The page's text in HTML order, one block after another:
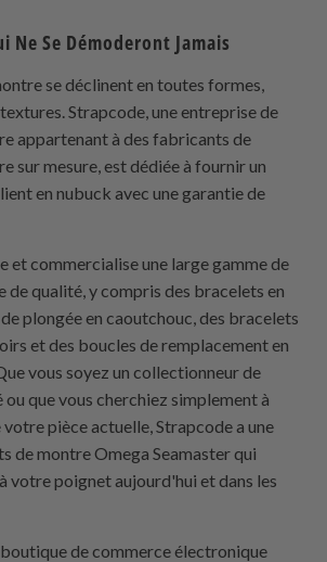
Ne Se Démoderont Jamais
se déclinent en toutes formes,
Strapcode, une entreprise de
appartenant à des fabricants de
sur mesure, est dédiée à fournir un
en nubuck avec une garantie de
et commercialise une large gamme de
de qualité, y compris des bracelets en
plongée en caoutchouc, des bracelets
et des boucles de remplacement en
vous soyez un collectionneur de
que vous cherchiez simplement à
pièce actuelle, Strapcode a une
de montre Omega Seamaster qui
votre poignet aujourd'hui et dans les
de commerce électronique